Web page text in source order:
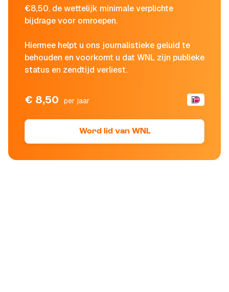
€8,50, de wettelijk minimale verplichte
bijdrage voor omroepen.
Hiermee helpt u ons journalistieke geluid te
behouden en voorkomt u dat WNL zijn publieke
status en zendtijd verliest.
€ 8,50 per jaar
Word lid van WNL